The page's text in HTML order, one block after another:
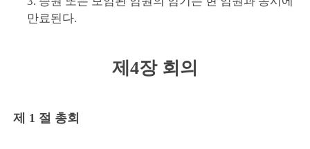
만료된다.
제4장 회의
제 1 절 총회